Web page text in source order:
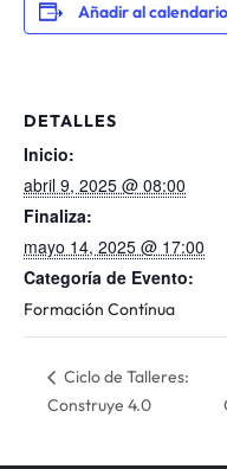
Añadir al calendario
DETALLES
Inicio:
abril 9, 2025 @ 08:00
Finaliza:
mayo 14, 2025 @ 17:00
Categoría de Evento:
Formación Contínua
Ciclo de Talleres:
Construye 4.0